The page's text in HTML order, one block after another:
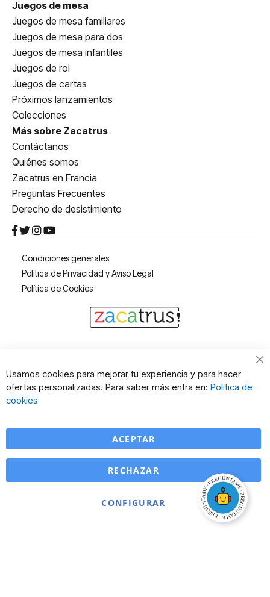
Juegos de mesa
Juegos de mesa familiares
Juegos de mesa para dos
Juegos de mesa infantiles
Juegos de rol
Juegos de cartas
Próximos lanzamientos
Colecciones
Más sobre Zacatrus
Contáctanos
Quiénes somos
Zacatrus en Francia
Preguntas Frecuentes
Derecho de desistimiento
Condiciones generales
Política de Privacidad y Aviso Legal
Política de Cookies
Usamos cookies para mejorar tu experiencia y para hacer
ofertas personalizadas. Para saber más entra en: Política de
cookies
ACEPTAR
CONFIGURAR
RECHAZAR